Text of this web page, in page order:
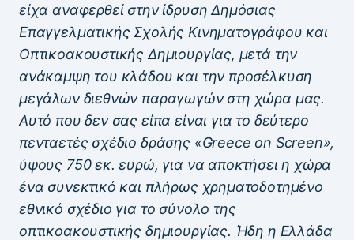
είχα αναφερθεί στην ίδρυση Δημόσιας
Επαγγελματικής Σχολής Κινηματογράφου και
Οπτικοακουστικής Δημιουργίας, μετά την
ανάκαμψη του κλάδου και την προσέλκυση
μεγάλων διεθνών παραγωγών στη χώρα μας.
Αυτό που δεν σας είπα είναι για το δεύτερο
πενταετές σχέδιο δράσης «Greece on Screen»,
ύψους 750 εκ. ευρώ, για να αποκτήσει η χώρα
ένα συνεκτικό και πλήρως χρηματοδοτημένο
εθνικό σχέδιο για το σύνολο της
οπτικοακουστικής δημιουργίας. Ήδη η Ελλάδα